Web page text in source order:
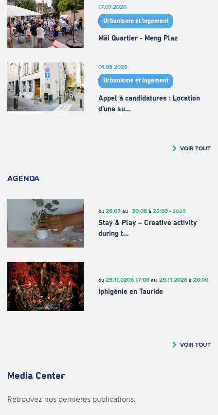
17.07.2026
Urbanisme et logement
Mäi Quartier - Meng Plaz
01.08.2026
Urbanisme et logement
Appel à candidatures : Location
d’une su…
VOIR TOUT
AGENDA
du 26.07au 30.08à 23:59- 2026
Stay & Play – Creative activity
during t…
du 29.11.0206 17:08au 29.11.2026à 20:00
Iphigénie en Tauride
VOIR TOUT
Media Center
Retrouvez nos dernières publications.